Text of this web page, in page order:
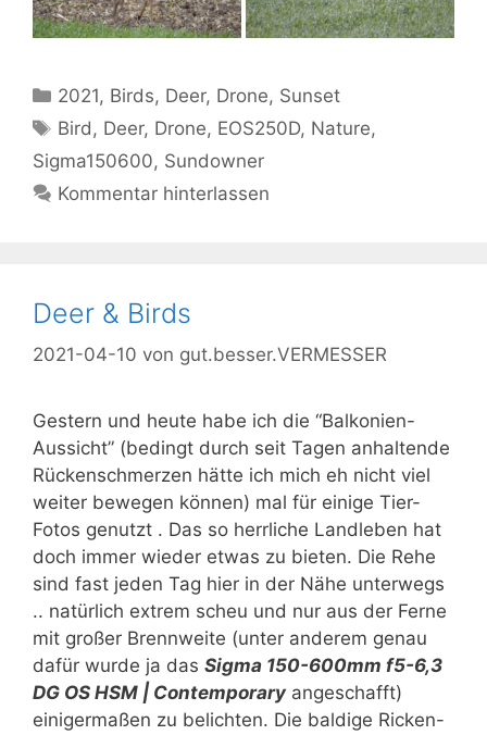
Kategorien
2021, Birds, Deer, Drone, Sunset
Schlagwörter
Bird , Deer, Drone, EOS250D, Nature,
Sigma150600, Sundowner
Kommentar hinterlassen
Deer & Birds
2021-04-10 von gut.besser.VERMESSER
Gestern und heute habe ich die “Balkonien-
Aussicht” (bedingt durch seit Tagen anhaltende
Rückenschmerzen hätte ich mich eh nicht viel
weiter bewegen können) mal für einige Tier-
Fotos genutzt . Das so herrliche Landleben hat
doch immer wieder etwas zu bieten. Die Rehe
sind fast jeden Tag hier in der Nähe unterwegs
.. natürlich extrem scheu und nur aus der Ferne
mit großer Brennweite (unter anderem genau
dafür wurde ja das Sigma 150-600mm f5-6,3
DG OS HSM | Contemporary angeschafft)
einigermaßen zu belichten. Die baldige Ricken-